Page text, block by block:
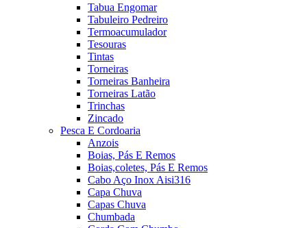
Tabua Engomar
Tabuleiro Pedreiro
Termoacumulador
Tesouras
Tintas
Torneiras
Torneiras Banheira
Torneiras Latão
Trinchas
Zincado
Pesca E Cordoaria
Anzois
Boias, Pás E Remos
Boias,coletes, Pás E Remos
Cabo Aço Inox Aisi316
Capa Chuva
Capas Chuva
Chumbada